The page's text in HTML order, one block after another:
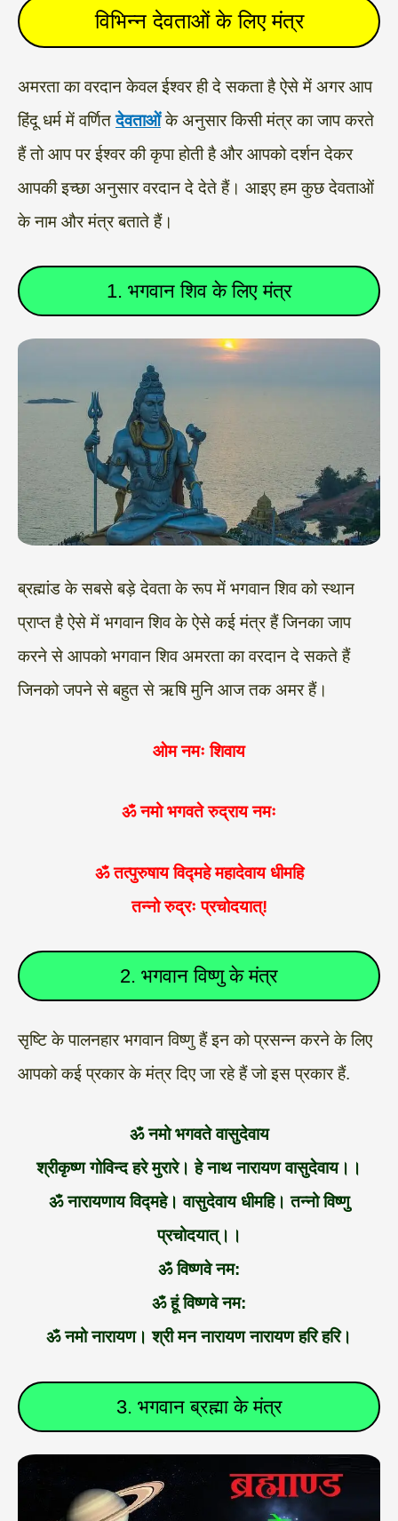
विभिन्न देवताओं के लिए मंत्र
अमरता का वरदान केवल ईश्वर ही दे सकता है ऐसे में अगर आप
हिंदू धर्म में वर्णितदेवताओं के अनुसार किसी मंत्र का जाप करते
हैं तो आप पर ईश्वर की कृपा होती है और आपको दर्शन देकर
आपकी इच्छा अनुसार वरदान दे देते हैं। आइए हम कुछ देवताओं
के नाम और मंत्र बताते हैं।
1. भगवान शिव के लिए मंत्र
ब्रह्मांड के सबसे बड़े देवता के रूप में भगवान शिव को स्थान
प्राप्त है ऐसे में भगवान शिव के ऐसे कई मंत्र हैं जिनका जाप
करने से आपको भगवान शिव अमरता का वरदान दे सकते हैं
जिनको जपने से बहुत से ऋषि मुनि आज तक अमर हैं।
ओम नमः शिवाय
ॐ नमो भगवते रुद्राय नमः
ॐ तत्पुरुषाय विद्महे महादेवाय धीमहि
तन्नो रुद्रः प्रचोदयात्!
2. भगवान विष्णु के मंत्र
सृष्टि के पालनहार भगवान विष्णु हैं इन को प्रसन्न करने के लिए
आपको कई प्रकार के मंत्र दिए जा रहे हैं जो इस प्रकार हैं.
ॐ नमो भगवते वासुदेवाय
श्रीकृष्ण गोविन्द हरे मुरारे। हे नाथ नारायण वासुदेवाय।।
ॐ नारायणाय विद्महे। वासुदेवाय धीमहि। तन्नो विष्णु
प्रचोदयात्।।
ॐ विष्णवे नम:
ॐ हूं विष्णवे नम:
ॐ नमो नारायण। श्री मन नारायण नारायण हरि हरि।
3. भगवान ब्रह्मा के मंत्र